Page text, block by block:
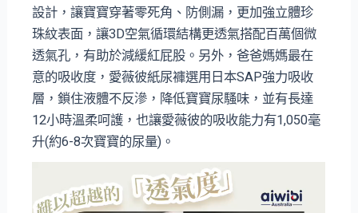
設計，讓寶寶穿著零死角、防側漏，更加強立體珍
珠紋表面，讓3D空氣循環結構更透氣搭配百萬個微
透氣孔，有助於減緩紅屁股。另外，爸爸媽媽最在
意的吸收度，愛薇彼紙尿褲選用日本SAP強力吸收
層，鎖住液體不反滲，降低寶寶尿騷味，並有長達
12小時溫柔呵護，也讓愛薇彼的吸收能力有1,050毫
升(約6-8次寶寶的尿量)。